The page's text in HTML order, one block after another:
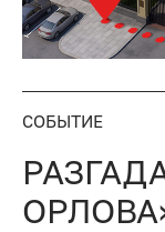
СОБЫТИЕ